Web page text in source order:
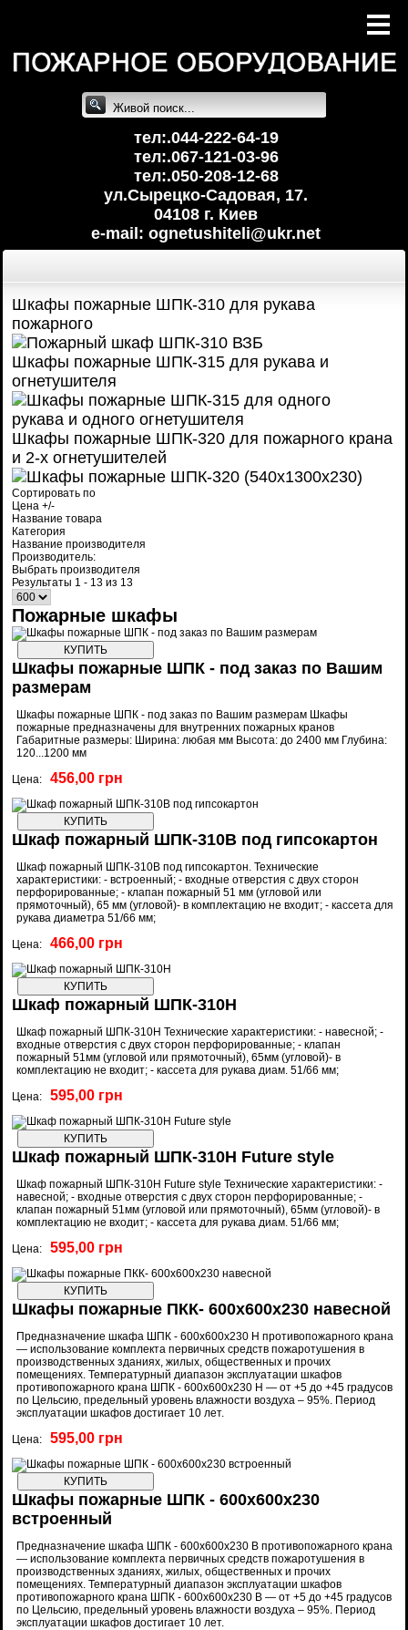
тел:.044-222-64-19
тел:.067-121-03-96
тел:.050-208-12-68
ул.Сырецко-Cадовая, 17.
04108 г. Киев
e-mail: ognetushiteli@ukr.net
Шкафы пожарные ШПК-310 для рукава
пожарного
Шкафы пожарные ШПК-315 для рукава и
огнетушителя
Шкафы пожарные ШПК-320 для пожарного крана
и 2-х огнетушителей
Сортировать по
Цена +/-
Название товара
Категория
Название производителя
Производитель:
Выбрать производителя
Результаты 1 - 13 из 13
Пожарные шкафы
Шкафы пожарные ШПК - под заказ по Вашим
размерам
Шкафы пожарные ШПК - под заказ по Вашим размерам Шкафы
пожарные предназначены для внутренних пожарных кранов
Габаритные размеры: Ширина: любая мм Высота: до 2400 мм Глубина:
120...1200 мм
Цена: 456,00 грн
Шкаф пожарный ШПК-310В под гипсокартон
Шкаф пожарный ШПК-310В под гипсокартон. Технические
характеристики: - встроенный; - входные отверстия с двух сторон
перфорированные; - клапан пожарный 51 мм (угловой или
прямоточный), 65 мм (угловой)- в комплектацию не входит; - кассета для
рукава диаметра 51/66 мм;
Цена: 466,00 грн
Шкаф пожарный ШПК-310Н
Шкаф пожарный ШПК-310Н Технические характеристики: - навесной; -
входные отверстия с двух сторон перфорированные; - клапан
пожарный 51мм (угловой или прямоточный), 65мм (угловой)- в
комплектацию не входит; - кассета для рукава диам. 51/66 мм;
Цена: 595,00 грн
Шкаф пожарный ШПК-310Н Future style
Шкаф пожарный ШПК-310Н Future style Технические характеристики: -
навесной; - входные отверстия с двух сторон перфорированные; -
клапан пожарный 51мм (угловой или прямоточный), 65мм (угловой)- в
комплектацию не входит; - кассета для рукава диам. 51/66 мм;
Цена: 595,00 грн
Шкафы пожарные ПКК- 600x600x230 навесной
Предназначение шкафа ШПК - 600x600x230 Н противопожарного крана
— использование комплекта первичных средств пожаротушения в
производственных зданиях, жилых, общественных и прочих
помещениях. Температурный диапазон эксплуатации шкафов
противопожарного крана ШПК - 600x600x230 Н — от +5 до +45 градусов
по Цельсию, предельный уровень влажности воздуха – 95%. Период
эксплуатации шкафов достигает 10 лет.
Цена: 595,00 грн
Шкафы пожарные ШПК - 600x600x230
встроенный
Предназначение шкафа ШПК - 600x600x230 В противопожарного крана
— использование комплекта первичных средств пожаротушения в
производственных зданиях, жилых, общественных и прочих
помещениях. Температурный диапазон эксплуатации шкафов
противопожарного крана ШПК - 600x600x230 В — от +5 до +45 градусов
по Цельсию, предельный уровень влажности воздуха – 95%. Период
эксплуатации шкафов достигает 10 лет.